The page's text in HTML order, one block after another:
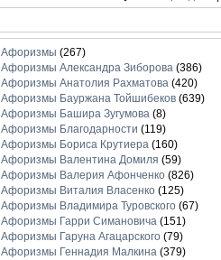
Афоризмы (267)
Афоризмы Александра Зиборова(386)
Афоризмы Анатолия Рахматова(420)
Афоризмы Бауржана Тойшибеков(639)
Афоризмы Башира Зугумова(8)
Афоризмы Благодарности (119)
Афоризмы Бориса Крутиера(160)
Афоризмы Валентина Домиля (59)
Афоризмы Валерия Афонченко(826)
Афоризмы Виталия Власенко(125)
Афоризмы Владимира Туровского(67)
Афоризмы Гарри Симановича(151)
Афоризмы Гаруна Агацарского(79)
Афоризмы Геннадия Малкина(379)